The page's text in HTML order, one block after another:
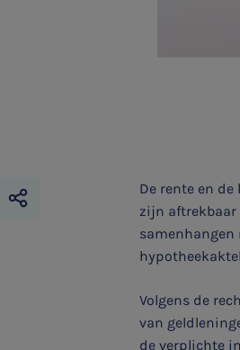
De rente en
zijn aftrekbaar
Volgens de
van
de verplichte